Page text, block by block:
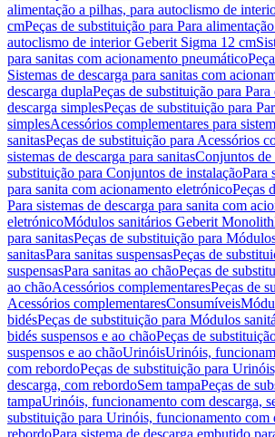
alimentação a pilhas, para autoclismo de
cmPeças de substituição para Para
autoclismo de interior Geberit Sigma 12 cm
para sanitas com acionamento pneumático
Sistemas de descarga para sanitas com
descarga duplaPeças de substituição para Para
descarga simplesPeças de substituição para
simplesAcessórios complementares para
sanitasPeças de substituição para Acessórios
sistemas de descarga para sanitasConjuntos de
substituição para Conjuntos de instalaçãoPara
para sanita com acionamento eletrónicoPeças
Para sistemas de descarga para sanita com
eletrónicoMódulos sanitários Geberit Monolith
para sanitasPeças de substituição para
sanitasPara sanitas suspensasPeças de
suspensasPara sanitas ao chãoPeças de
ao chãoAcessórios complementaresPeças de
Acessórios complementaresConsumíveis
bidésPeças de substituição para Módulos
bidés suspensos e ao chãoPeças de
suspensos e ao chãoUrinóisUrinóis,
com rebordoPeças de substituição para
descarga, com rebordoSem tampaPeças de
tampaUrinóis, funcionamento com descarga,
substituição para Urinóis, funcionamento com
rebordoPara sistema de descarga embutido